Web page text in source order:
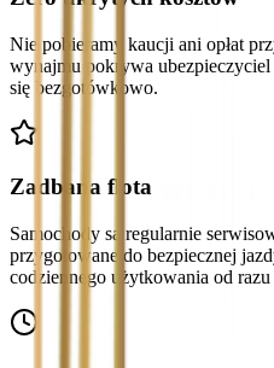
Nie pobieramy kaucji ani opłat
wynajmu pokrywa
się bezgotówkowo.
Zadbana flota
Samochody są regularnie
przygotowane do bezpiecznej
codziennego użytkowania od